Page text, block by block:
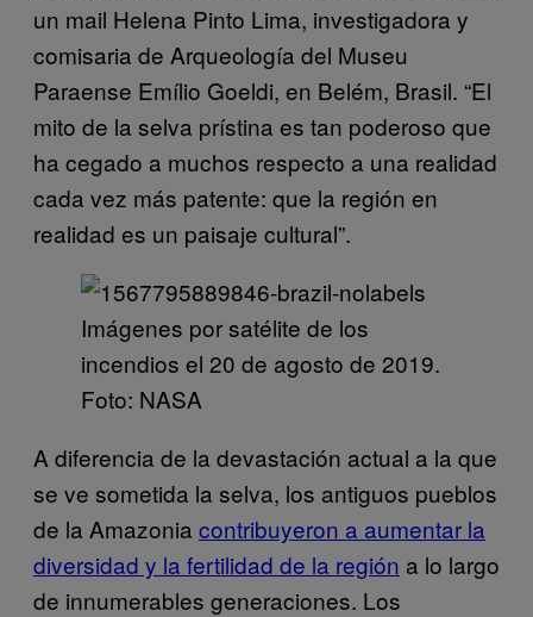
un mail Helena Pinto Lima, investigadora y
comisaria de Arqueología del Museu
Paraense Emílio Goeldi, en Belém, Brasil. “El
mito de la selva prístina es tan poderoso que
ha cegado a muchos respecto a una realidad
cada vez más patente: que la región en
realidad es un paisaje cultural”.
Imágenes por satélite de los
incendios el 20 de agosto de 2019.
Foto: NASA
A diferencia de la devastación actual a la que
se ve sometida la selva, los antiguos pueblos
de la Amazonia contribuyeron a aumentar la
diversidad y la fertilidad de la región a lo largo
de innumerables generaciones. Los